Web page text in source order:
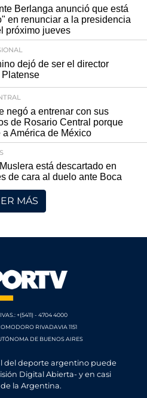
Berlanga anunció que está
en renunciar a la presidencia
próximo jueves
dejó de ser el director
negó a entrenar con sus
de Rosario Central porque
a América de México
está descartado en
de cara al duelo ante Boca
MÁS
+(5411) - 4704 4000
RIVADAVIA 1151
DE BUENOS AIRES
del deporte argentino puede
Digital Abierta- y en casi
la Argentina.